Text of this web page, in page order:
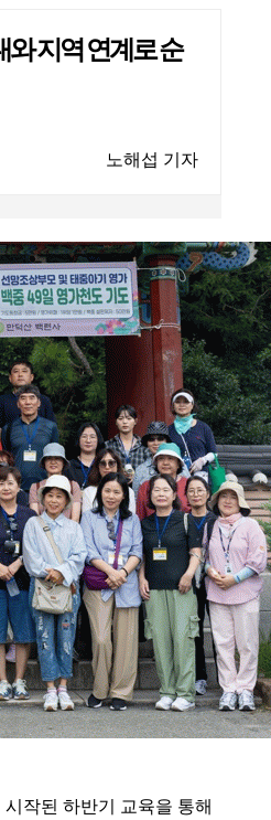
지역 연계로 순
노해섭 기자
작된 하반기 교육을 통해